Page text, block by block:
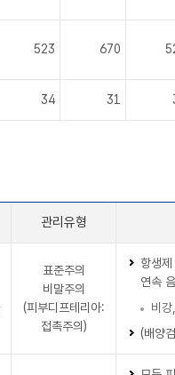
523 670
34 31
관리유형
표준주의
비말주의
(피부디프테리아:
접촉주의)
항생
연속
비
(배양